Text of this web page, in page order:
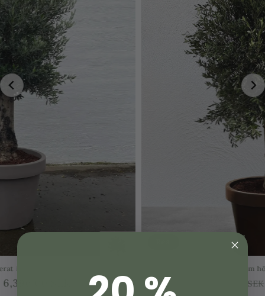
terrassen. Plantera den gärna i en halv vintunna, en
rustik terrakottakruka eller någon av våra snygga
italienska plastkrukor för att lyfta fram dess naturliga
charm.
Skötseln är minimal – regelbunden vattning under
etableringsfasen och sedan endast vid långvarig
torka. Beskärning behövs sällan, men du kan
försiktigt forma tallen om du vill framhäva dess
Pinus sylvestris 'Watereri' är ett perfekt val för dig
som vill ha en vacker, vintergrön barrväxt som skapar
struktur och grönska året runt. Med sin tålighet, låga
skötselkrav och tidlösa skönhet är denna dvärgtall en
självklar favorit för både trädgårdsentusiaster och
landskapsdesigners.
Rea
Ordinarie
4,995.00 SEK Försäljningspris
3,196.00 SEK